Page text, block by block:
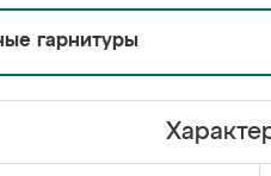
гарнитуры